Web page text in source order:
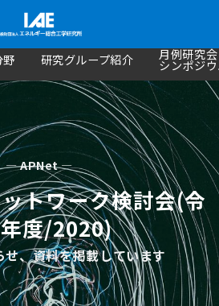
野 研究グループ紹介 月例研究
シンポジ
— APNet —
トワーク検討会(令
度/2020)
、資料を掲載しています